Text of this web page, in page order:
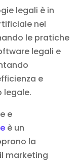
legali è in
nel
le pratiche
legali e
e
legale.
e
è un
la
marketing